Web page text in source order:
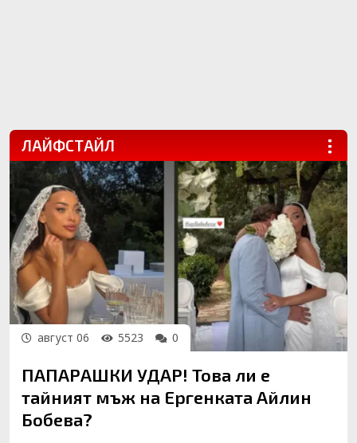
ЛАЙФСТАЙЛ ...
ПАПАРАШКИ УДАР! Това ли е
тайният мъж на Ергенката Айлин
Бобева?
август 06 5523 0